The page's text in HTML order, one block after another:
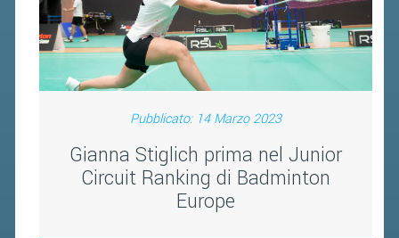
Pubblicato: 14 Marzo 2023
Gianna Stiglich prima nel Junior
Circuit Ranking di Badminton
Europe
FIBA PICKLEBALL TOUR
CLASSIFICHE PICKLEBALL
BANDI PUBBLICI
VOLA CON NOI 2026
RIVISTA BADMANIA
2026